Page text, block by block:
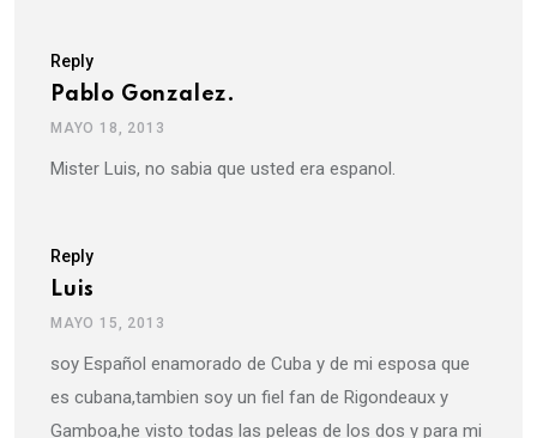
Reply
Pablo Gonzalez.
MAYO 18, 2013
Mister Luis, no sabia que usted era espanol.
Reply
Luis
MAYO 15, 2013
soy Español enamorado de Cuba y de mi esposa que
es cubana,tambien soy un fiel fan de Rigondeaux y
Gamboa,he visto todas las peleas de los dos y para mi